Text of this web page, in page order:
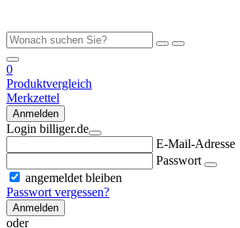
0
Produktvergleich
Merkzettel
Anmelden
Login billiger.de
E-Mail-Adresse
Passwort
angemeldet bleiben
Passwort vergessen?
Anmelden
oder